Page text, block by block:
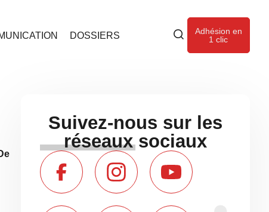
DOSSIERS
Adhésion en
1 clic
Suivez-nous sur les
réseaux sociaux